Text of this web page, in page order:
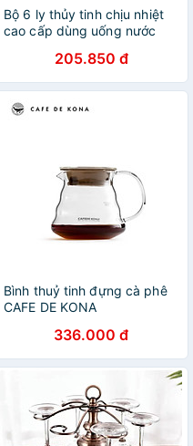
Bộ 6 ly thủy tinh chịu nhiệt
cao cấp dùng uống nước
đồng trắng không viền vàng
315ml
205.850 đ
Bình thuỷ tinh đựng cà phê
CAFE DE KONA
336.000 đ